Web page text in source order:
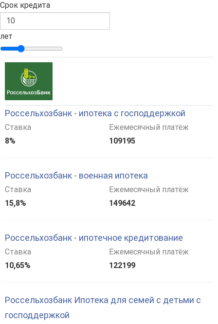
Срок кредита
лет
Россельхозбанк - ипотека с господдержкой
Ставка
8%
Ежемесячный платёж
109195
Россельхозбанк - военная ипотека
Ставка
15,8%
Ежемесячный платёж
149642
Россельхозбанк - ипотечное кредитование
Ставка
10,65%
Ежемесячный платёж
122199
Россельхозбанк Ипотека для семей с детьми с
господдержкой